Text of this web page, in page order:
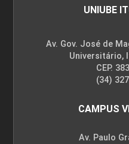
UNIUBE
Av. Gov. José de
Universitário,
CEP.
(34)
CAMPUS
Av. Paulo